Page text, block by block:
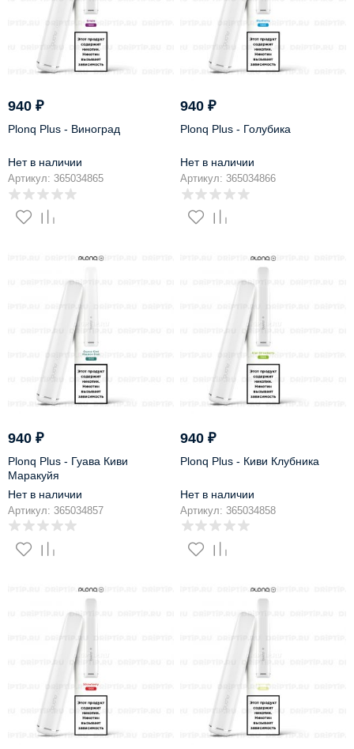
940 ₽
Plonq Plus - Виноград
Нет в наличии
Артикул: 365034865
940₽
Plonq Plus - Голубика
Нет в наличии
Артикул: 365034866
940 ₽
Plonq Plus - Гуава Киви
Маракуйя
Нет в наличии
Артикул: 365034857
940₽
Plonq Plus - Киви Клубника
Нет в наличии
Артикул: 365034858